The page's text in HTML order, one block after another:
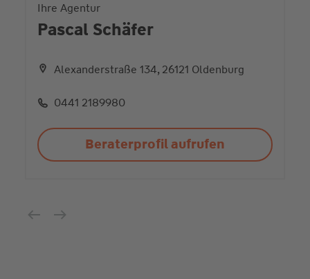
Ihre Agentur
Pascal Schäfer
Alexanderstraße 134, 26121 Oldenburg
0441 2189980
Beraterprofil aufrufen